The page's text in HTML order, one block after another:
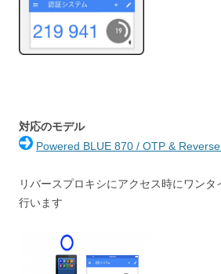
対応のモデル
Powered BLUE 870 / OTP &
リバースプロキシにアクセス時にワン
行います